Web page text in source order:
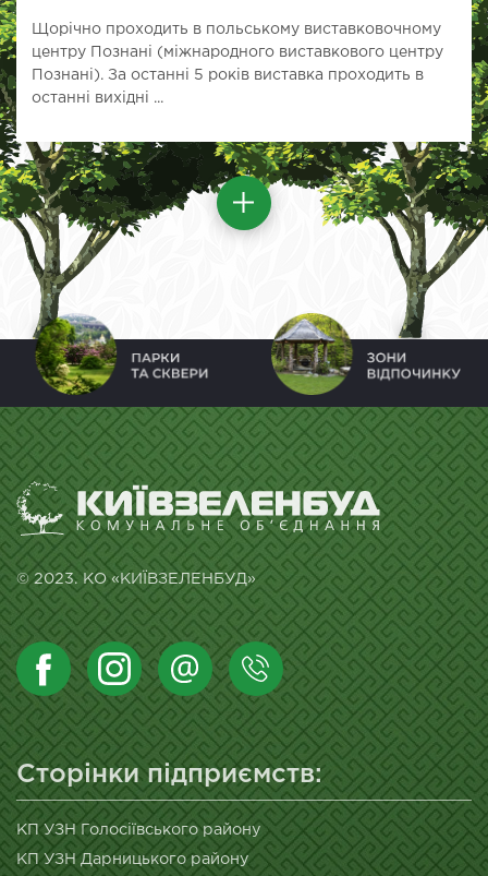
Щорічно проходить в польському виставковочному
центру Познані (міжнародного виставкового центру
Познані). За останні 5 років виставка проходить в
останні вихідні ...
© 2023. КО «КИЇВЗЕЛЕНБУД»
Сторінки підприємств:
КП УЗН Голосіївського району
КП УЗН Дарницького району